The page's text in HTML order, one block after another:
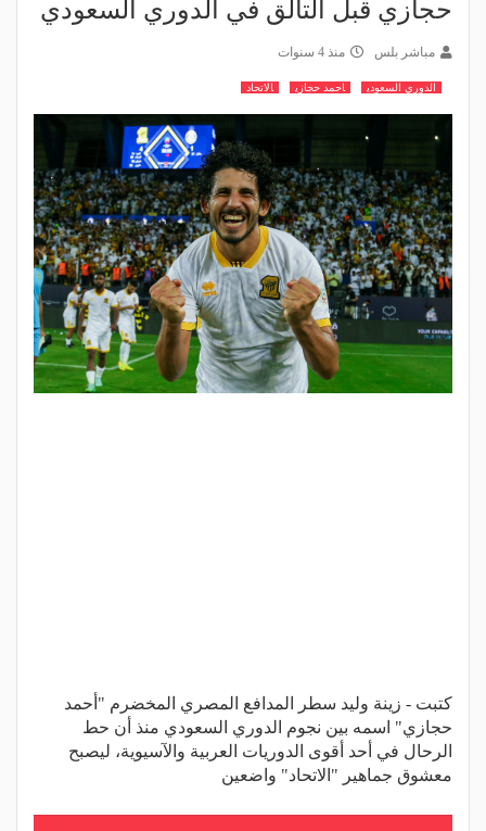
حجازي قبل التألق في الدوري السعودي
مباشر بلس منذ 4 سنوات
الدوري السعودي احمد حجازي الاتحاد
كتبت - زينة وليد سطر المدافع المصري المخضرم "أحمد
حجازي" اسمه بين نجوم الدوري السعودي منذ أن حط
الرحال في أحد أقوى الدوريات العربية والآسيوية، ليصبح
معشوق جماهير "الاتحاد" واضعين